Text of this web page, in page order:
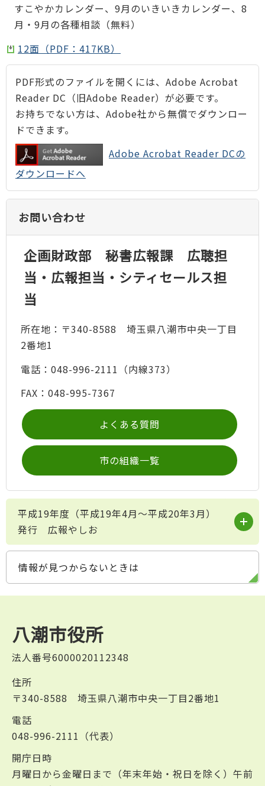
すこやかカレンダー、9月のいきいきカレンダー、8
月・9月の各種相談（無料）
12面（PDF：417KB）
PDF形式のファイルを開くには、Adobe Acrobat
Reader DC（旧Adobe Reader）が必要です。
お持ちでない方は、Adobe社から無償でダウンロー
ドできます。
Adobe Acrobat Reader DCの
ダウンロードへ
お問い合わせ
企画財政部 秘書広報課 広聴担
当・広報担当・シティセールス担
当
所在地：〒340-8588 埼玉県八潮市中央一丁目
2番地1
電話：048-996-2111（内線373）
FAX：048-995-7367
よくある質問
市の組織一覧
平成19年度（平成19年4月～平成20年3月）
発行 広報やしお
情報が見つからないときは
八潮市役所
法人番号6000020112348
住所
〒340-8588 埼玉県八潮市中央一丁目2番地1
電話
048-996-2111（代表）
開庁日時
月曜日から金曜日まで（年末年始・祝日を除く）午前